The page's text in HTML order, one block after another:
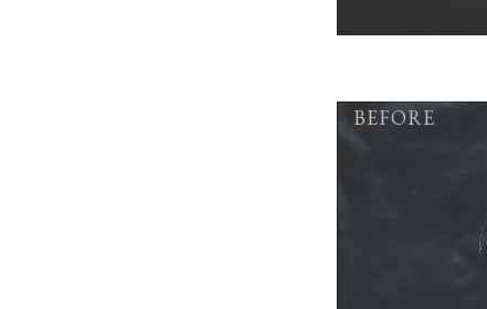
BEFORE